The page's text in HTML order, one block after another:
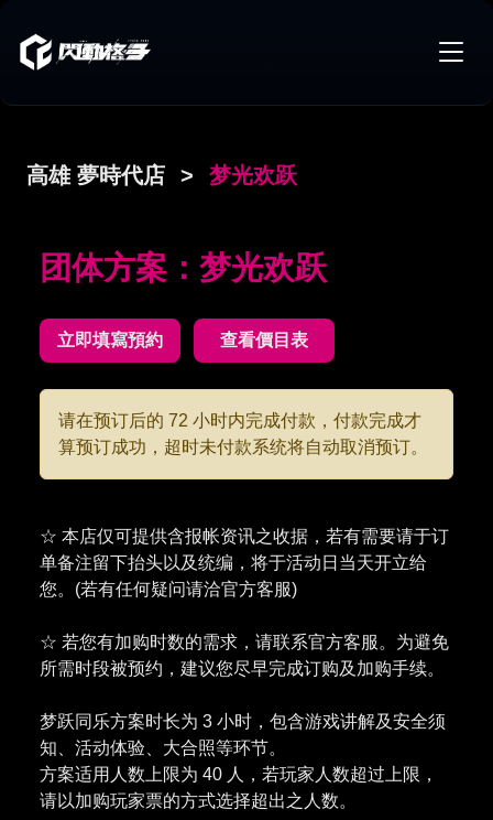
高雄 夢時代店 > 梦光欢跃
团体方案：梦光欢跃
立即填寫預約 查看價目表
请在预订后的 72 小时内完成付款，付款完成才
算预订成功，超时未付款系统将自动取消预订。
☆ 本店仅可提供含报帐资讯之收据，若有需要请于订
单备注留下抬头以及统编，将于活动日当天开立给
您。(若有任何疑问请洽官方客服)
☆ 若您有加购时数的需求，请联系官方客服。为避免
所需时段被预约，建议您尽早完成订购及加购手续。
梦跃同乐方案时长为 3 小时，包含游戏讲解及安全须
知、活动体验、大合照等环节。
方案适用人数上限为 40 人，若玩家人数超过上限，
请以加购玩家票的方式选择超出之人数。